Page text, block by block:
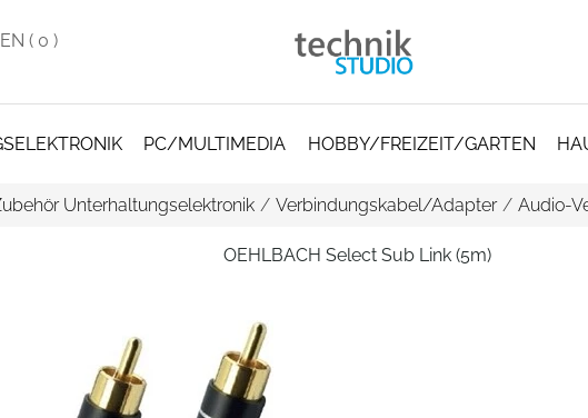
( 0 )
PC/MULTIMEDIA HOBBY/FREIZEIT/GARTEN
Unterhaltungselektronik / Verbindungskabel/Adapter / Audio-
OEHLBACH Select Sub Link (5m)